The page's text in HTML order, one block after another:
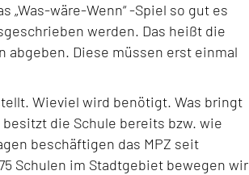
wäre-Wenn“ -Spiel so gut es
werden. Das heißt die
Diese müssen erst einmal
Wieviel wird benötigt. Was bringt
die Schule bereits bzw. wie
beschäftigen das MPZ seit
Schulen im Stadtgebiet bewegen wir